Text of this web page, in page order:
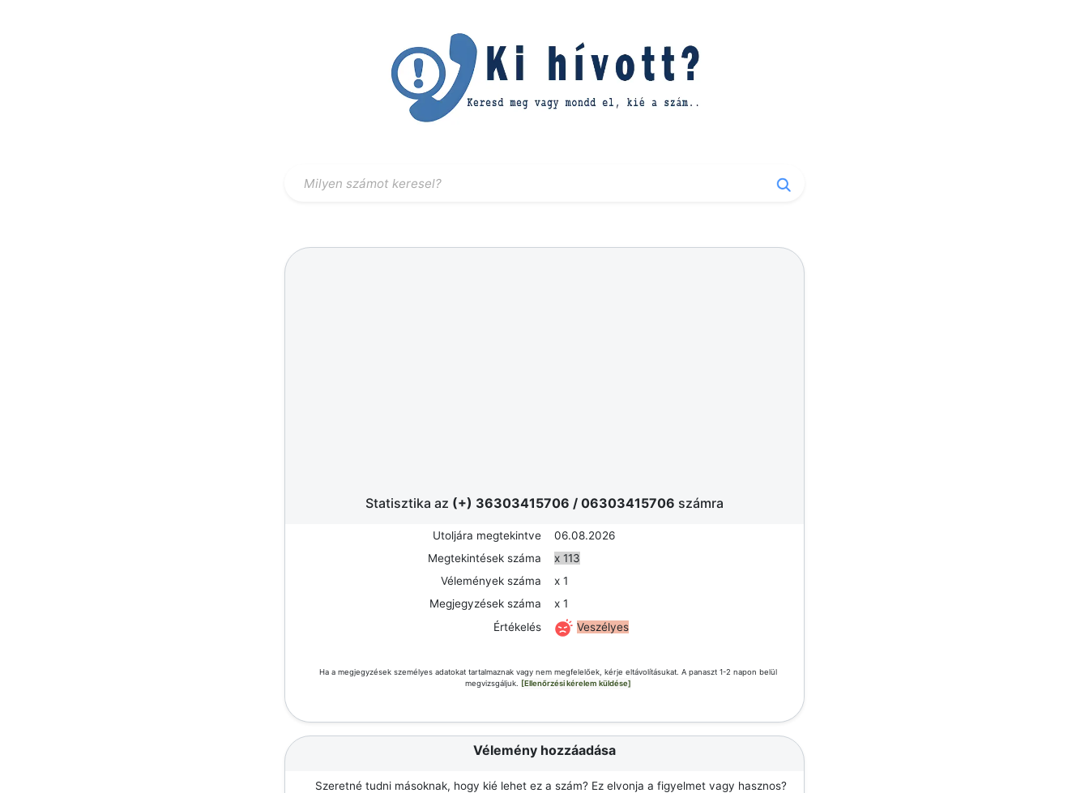
Statisztika az (+) 36303415706 / 06303415706 számra
Utoljára megtekintve
06.08.2026
Megtekintések száma
x 113
Vélemények száma
x 1
Megjegyzések száma
x 1
Értékelés
Veszélyes
Ha a megjegyzések személyes adatokat tartalmaznak vagy nem megfelelőek, kérje eltávolításukat. A panaszt 1-2 napon belül
megvizsgáljuk.
[Ellenőrzési kérelem küldése]
Vélemény hozzáadása
Szeretné tudni másoknak, hogy kié lehet ez a szám? Ez elvonja a figyelmet vagy hasznos?